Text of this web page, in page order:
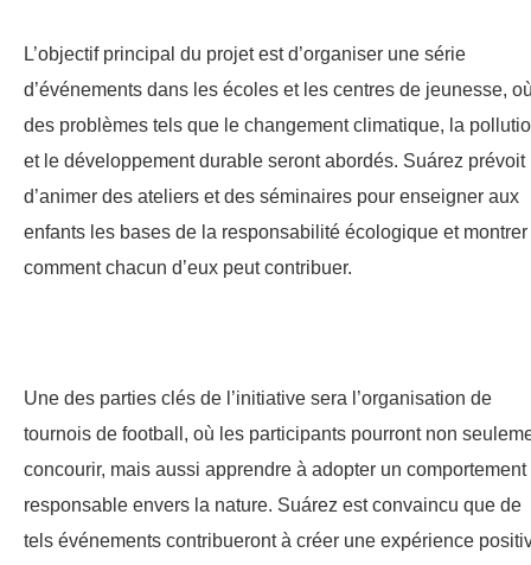
L’objectif principal du projet est d’organiser une série
d’événements dans les écoles et les centres de jeunesse,
des problèmes tels que le changement climatique, la
et le développement durable seront abordés. Suárez prévoit
d’animer des ateliers et des séminaires pour enseigner aux
enfants les bases de la responsabilité écologique et montrer
comment chacun d’eux peut contribuer.
Une des parties clés de l’initiative sera l’organisation de
tournois de football, où les participants pourront non
concourir, mais aussi apprendre à adopter un comportement
responsable envers la nature. Suárez est convaincu que de
tels événements contribueront à créer une expérience